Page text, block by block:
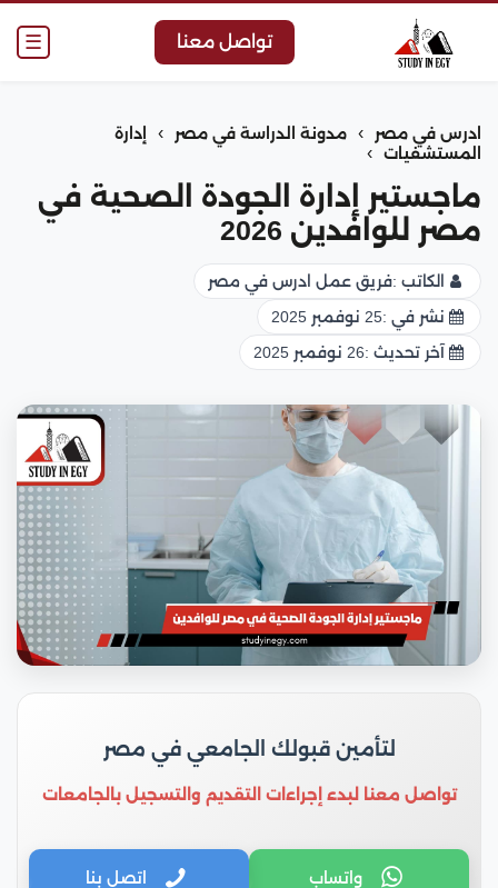
☰ تواصل معنا
ادرس في مصر › مدونة الدراسة في مصر ›
إدارة
المستشفيات
›
ماجستير إدارة الجودة الصحية في
مصر للوافدين 2026
الكاتب :فريق عمل ادرس في مصر
نشر في :25 نوفمبر 2025
آخر تحديث :26 نوفمبر 2025
لتأمين قبولك الجامعي في مصر
تواصل معنا لبدء إجراءات التقديم والتسجيل بالجامعات
واتساب اتصل بنا